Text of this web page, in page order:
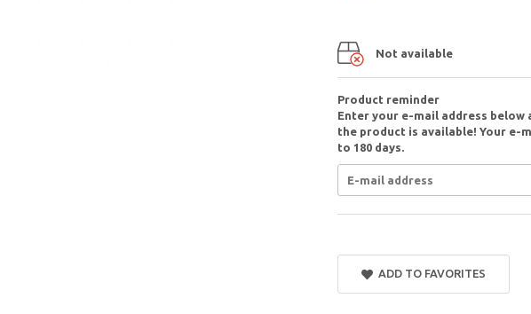
Not available
Product reminder
Enter your e-mail address below
the product is available! Your e-
to 180 days.
ADD TO FAVORITES